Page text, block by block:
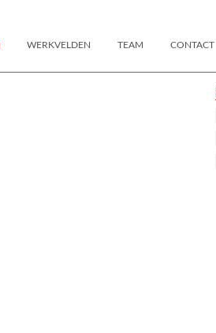
WERKVELDEN TEAM CONTACT